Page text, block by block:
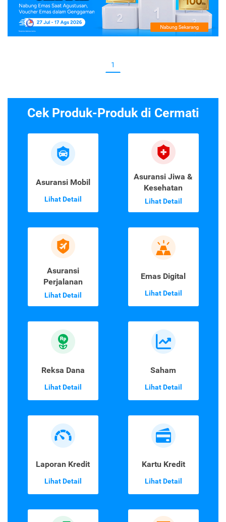
1
Cek Produk-Produk di Cermati
Asuransi Mobil
Lihat Detail
Asuransi Jiwa &
Kesehatan
Lihat Detail
Asuransi
Perjalanan
Lihat Detail
Emas Digital
Lihat Detail
Reksa Dana
Lihat Detail
Saham
Lihat Detail
Laporan Kredit
Lihat Detail
Kartu Kredit
Lihat Detail